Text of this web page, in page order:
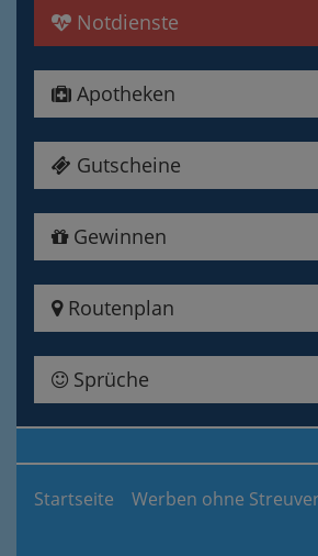
Notdienste
Apotheken
Gutscheine
Gewinnen
Routenplan
Sprüche
Startseite Werben ohne